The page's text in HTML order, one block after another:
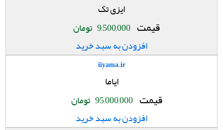
ایزی تک
قیمت 9,500,000 تومان
افزودن به سبد خرید
iiyama.ir
ایاما
قیمت 95,000,000 تومان
افزودن به سبد خرید